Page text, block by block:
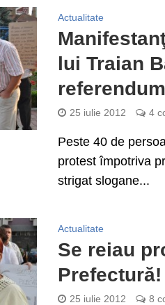
Actualitate
lui Traian
referendum
25 iulie 2012 4
Peste 40 de
protest împotriva
strigat slogane...
Actualitate
Se reiau
Prefectură!
25 iulie 2012 8